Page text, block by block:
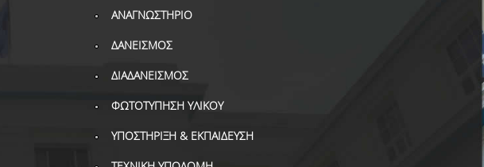
ΑΝΑΓΝΩΣΤΗΡΙΟ
ΔΑΝΕΙΣΜΟΣ
ΔΙΑΔΑΝΕΙΣΜΟΣ
ΦΩΤΟΤΥΠΗΣΗ ΥΛΙΚΟΥ
ΥΠΟΣΤΗΡΙΞΗ & ΕΚΠΑΙΔΕΥΣΗ